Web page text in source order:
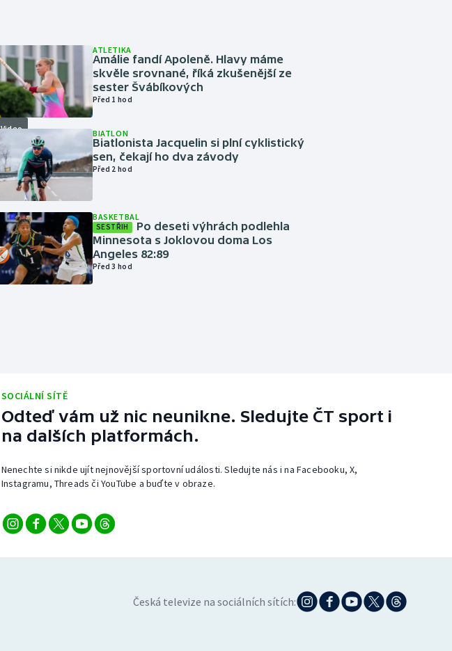
Video
ATLETIKA
Amálie fandí Apoleně. Hlavy máme
skvěle srovnané, říká zkušenější ze
sester Švábíkových
Před 1 hod
BIATLON
Biatlonista Jacquelin si plní cyklistický
sen, čekají ho dva závody
Před 2 hod
BASKETBAL
SESTŘIH
Po deseti výhrách podlehla
Minnesota s Joklovou doma Los
Angeles 82:89
Před 3 hod
SOCIÁLNÍ SÍTĚ
Odteď vám už nic neunikne. Sledujte ČT sport i
na dalších platformách.
Nenechte si nikde ujít nejnovější sportovní události. Sledujte nás i na Facebooku, X,
Instagramu, Threads či YouTube a buďte v obraze.
Česká televize na sociálních sítích: